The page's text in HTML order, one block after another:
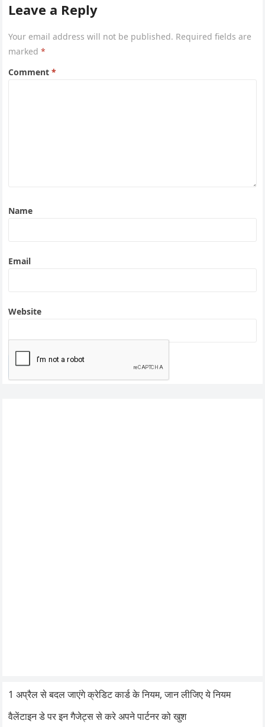
Leave a Reply
Your email address will not be published. Required fields are
marked*
Comment*
Name
Email
Website
1 अप्रैल से बदल जाएंगे क्रेडिट कार्ड के नियम, जान लीजिए ये नियम
वैलेंटाइन डे पर इन गैजेट्स से करे अपने पार्टनर को खुश